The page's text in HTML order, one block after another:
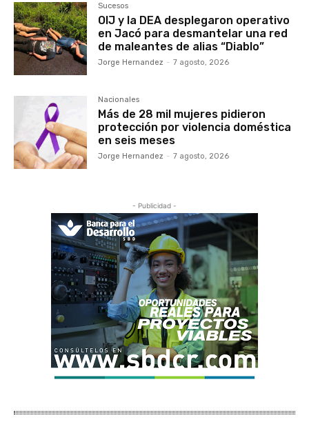
Sucesos
OIJ y la DEA desplegaron operativo
en Jacó para desmantelar una red
de maleantes de alias “Diablo”
Jorge Hernandez - 7 agosto, 2026
Nacionales
Más de 28 mil mujeres pidieron
protección por violencia doméstica
en seis meses
Jorge Hernandez - 7 agosto, 2026
- Publicidad -